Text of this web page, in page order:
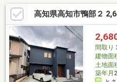
たりとした暮らしを実現します。高
ある住環境も魅力の一つ。バス停ま
550mと通勤・通学にも便利な立地
して家庭菜園やガーデニング等もお
ため、ゆっくりとご内覧いただけま
環境をご体感下さい。築年数が経過
必要です。
高知県高知市鴨部２
間取り
建物面
土地面
築年月